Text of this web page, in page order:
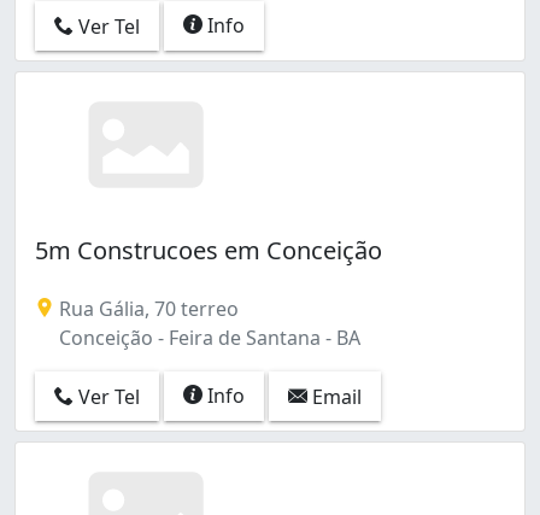
Ver Tel Info
5m Construcoes em Conceição
Rua Gália, 70 terreo
Conceição - Feira de Santana - BA
Ver Tel Info Email